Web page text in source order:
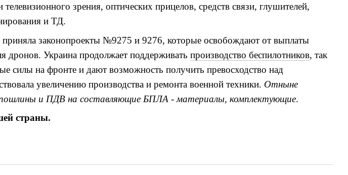
зрения, оптических прицелов, средств связи, глушителей,
и ТД.
законопроекты №9275 и 9276, которые освобождают от выплаты
Украина продолжает поддерживать производство беспилотников, так
силы на фронте и дают возможность получить превосходство над
увеличению производства и ремонта военной техники. Отныне
и ПДВ на составляющие БПЛА - материалы, комплектующие.
страны.